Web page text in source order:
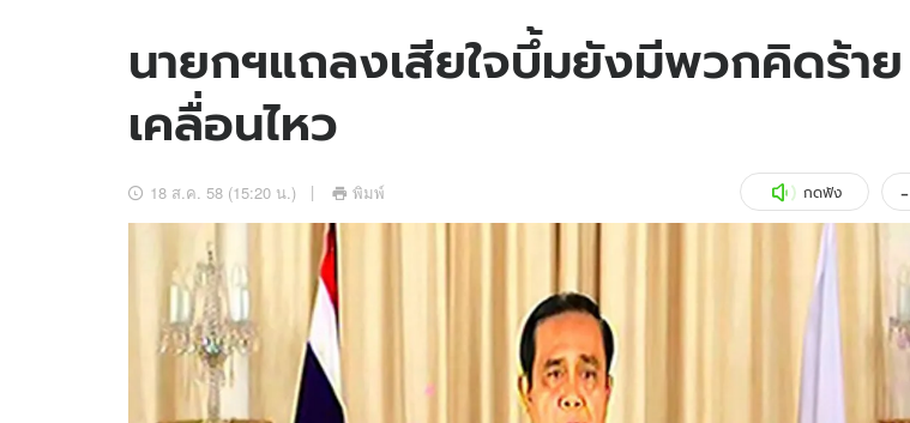
ข่าวบันเทิง
ข่าวกีฬา
ข่าวเศรษฐกิจ
อัปเดตจีน
เช็กข่าวชัวร์
สถิติหวยไทย
วัยรุ่น
สุขภาพ
เที่ยว-กิน
Tasteful Thailand
ดาวน์โหลดสนุกแอปฟรี ติดตามสนุกโซเชียลได้ที่
นายกฯแถลงเสียใจบึ้มยังมีพวกคิดร้าย
เคลื่อนไหว
18 ส.ค. 58 (15:20 น.) พิมพ์ กดฟัง -